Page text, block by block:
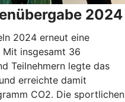
2024
2024 erneut eine
Mit insgesamt 36
Teilnehmern legte das
erreichte damit
CO2. Die sportlichen